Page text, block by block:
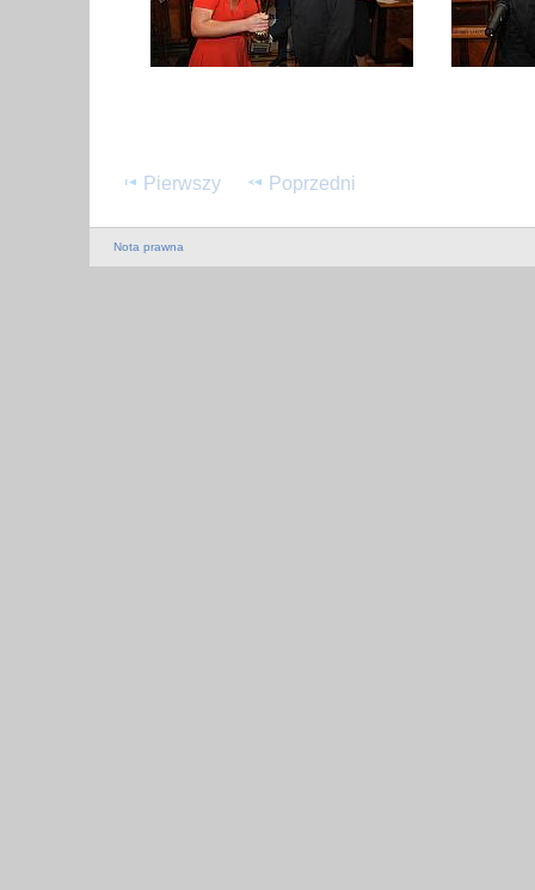
Pierwszy Poprzedni
Nota prawna